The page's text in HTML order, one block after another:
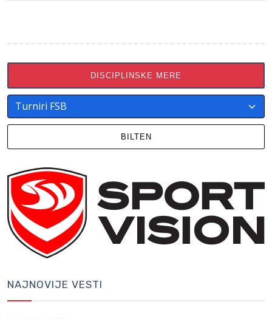
DISCIPLINSKE MERE
BILTEN
NAJNOVIJE VESTI